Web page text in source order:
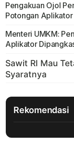
Pengakuan Ojol
Potongan
Menteri UMKM:
Aplikator
Rekomendasi